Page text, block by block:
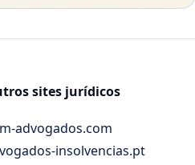
sites jurídicos
advogados.com
insolvencias.pt